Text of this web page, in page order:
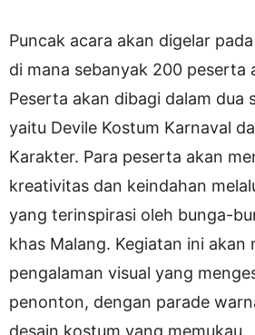
Puncak acara akan digelar
di mana sebanyak 200 peserta
Peserta akan dibagi dalam dua
yaitu Devile Kostum Karnaval
Karakter. Para peserta akan
kreativitas dan keindahan
yang terinspirasi oleh bunga-
khas Malang. Kegiatan ini akan
pengalaman visual yang
penonton, dengan parade
desain kostum yang memukau.